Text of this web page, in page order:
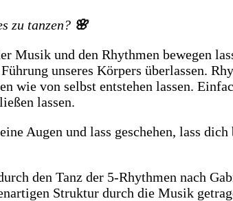
zu tanzen? 🌸
Musik und den Rhythmen bewegen
unseres Körpers überlassen.
wie von selbst entstehen lassen.
lassen.
Augen und lass geschehen, lass
den Tanz der 5-Rhythmen nach
Struktur durch die Musik